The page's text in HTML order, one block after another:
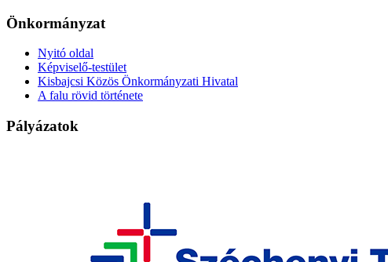
Önkormányzat
Nyitó oldal
Képviselő-testület
Kisbajcsi Közös Önkormányzati Hivatal
A falu rövid története
Pályázatok